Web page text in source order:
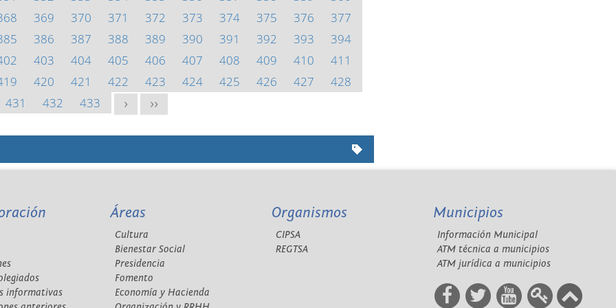
369 370 371 372 373 374 375 376
377
386 387 388 389 390 391 392 393
394
403 404 405 406 407 408 409 410
411
420 421 422 423 424 425 426 427
428
431
432 433 > >>
informativas
Áreas
Cultura
Bienestar Social
Presidencia
Fomento
Economía y Hacienda
Organismos
CIPSA
REGTSA
Municipios
Información Municipal
ATM técnica a municipios
ATM jurídica a municipios